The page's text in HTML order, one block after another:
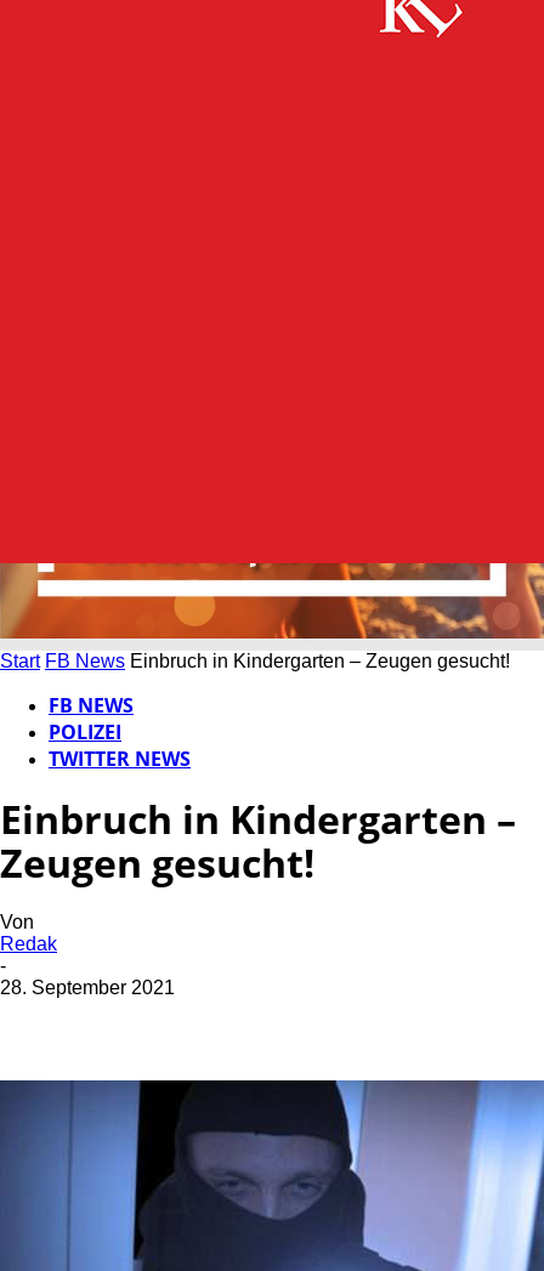
Start FB News Einbruch in Kindergarten – Zeugen gesucht!
FB NEWS
POLIZEI
TWITTER NEWS
Einbruch in Kindergarten –
Zeugen gesucht!
Von
Redak
-
28. September 2021